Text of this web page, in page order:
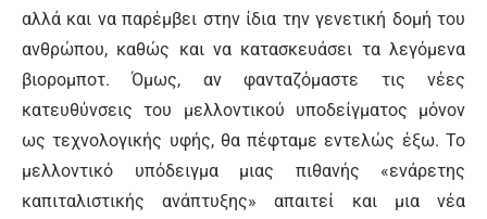
αλλά και να παρέμβει στην ίδια την γενετική δομή του
ανθρώπου, καθώς και να κατασκευάσει τα λεγόμενα
βιορομποτ. Όμως, αν φανταζόμαστε τις νέες
κατευθύνσεις του μελλοντικού υποδείγματος μόνον
ως τεχνολογικής υφής, θα πέφταμε εντελώς έξω. Το
μελλοντικό υπόδειγμα μιας πιθανής «ενάρετης
καπιταλιστικής ανάπτυξης» απαιτεί και μια νέα